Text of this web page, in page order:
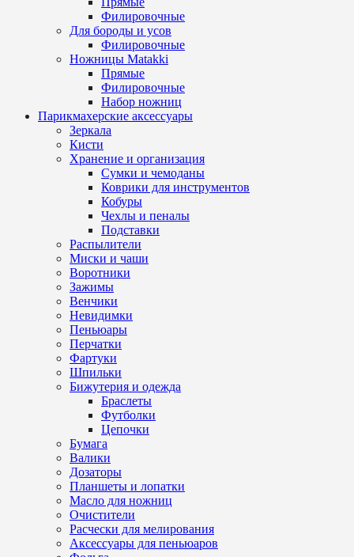
Филировочные
Для бороды и усов
Филировочные
Ножницы Matakki
Прямые
Филировочные
Набор ножниц
Парикмахерские аксессуары
Зеркала
Кисти
Хранение и организация
Сумки и чемоданы
Коврики для инструментов
Кобуры
Чехлы и пеналы
Подставки
Распылители
Миски и чаши
Воротники
Зажимы
Венчики
Невидимки
Пеньюары
Перчатки
Фартуки
Шпильки
Бижутерия и одежда
Браслеты
Футболки
Цепочки
Бумага
Валики
Дозаторы
Планшеты и лопатки
Масло для ножниц
Очистители
Расчески для мелирования
Аксессуары для пеньюаров